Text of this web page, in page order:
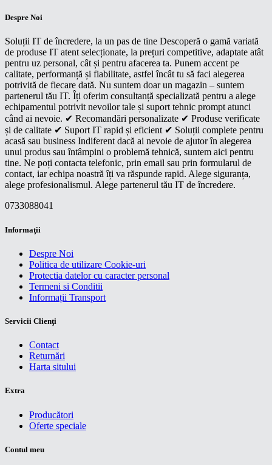
Despre Noi
Soluții IT de încredere, la un pas de tine Descoperă o gamă variată
de produse IT atent selecționate, la prețuri competitive, adaptate atât
pentru uz personal, cât și pentru afacerea ta. Punem accent pe
calitate, performanță și fiabilitate, astfel încât tu să faci alegerea
potrivită de fiecare dată. Nu suntem doar un magazin – suntem
partenerul tău IT. Îți oferim consultanță specializată pentru a alege
echipamentul potrivit nevoilor tale și suport tehnic prompt atunci
când ai nevoie. ✔ Recomandări personalizate ✔ Produse verificate
și de calitate ✔ Suport IT rapid și eficient ✔ Soluții complete pentru
acasă sau business Indiferent dacă ai nevoie de ajutor în alegerea
unui produs sau întâmpini o problemă tehnică, suntem aici pentru
tine. Ne poți contacta telefonic, prin email sau prin formularul de
contact, iar echipa noastră îți va răspunde rapid. Alege siguranța,
alege profesionalismul. Alege partenerul tău IT de încredere.
0733088041
Informaţii
Despre Noi
Politica de utilizare Cookie-uri
Protectia datelor cu caracter personal
Termeni si Conditii
Informații Transport
Servicii Clienţi
Contact
Returnări
Harta sitului
Extra
Producători
Oferte speciale
Contul meu